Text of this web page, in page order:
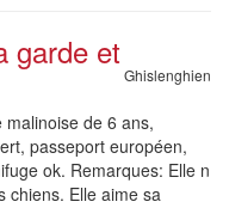
garde et
Ghislenghien
malinoise de 6 ans,
passeport européen,
ok. Remarques: Elle n
chiens. Elle aime sa